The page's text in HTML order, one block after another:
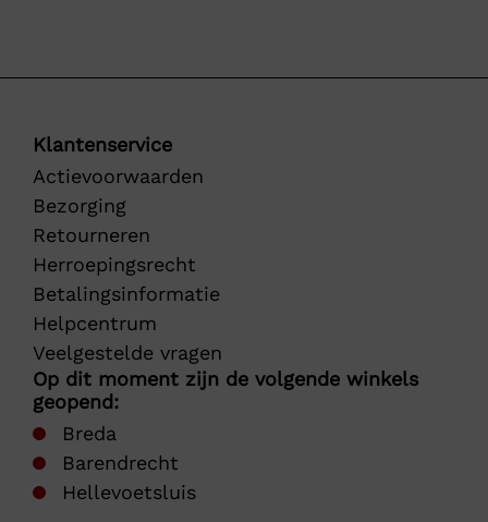
Klantenservice
Actievoorwaarden
Bezorging
Retourneren
Herroepingsrecht
Betalingsinformatie
Helpcentrum
Veelgestelde vragen
Op dit moment zijn de volgende winkels
geopend:
Breda
Barendrecht
Hellevoetsluis